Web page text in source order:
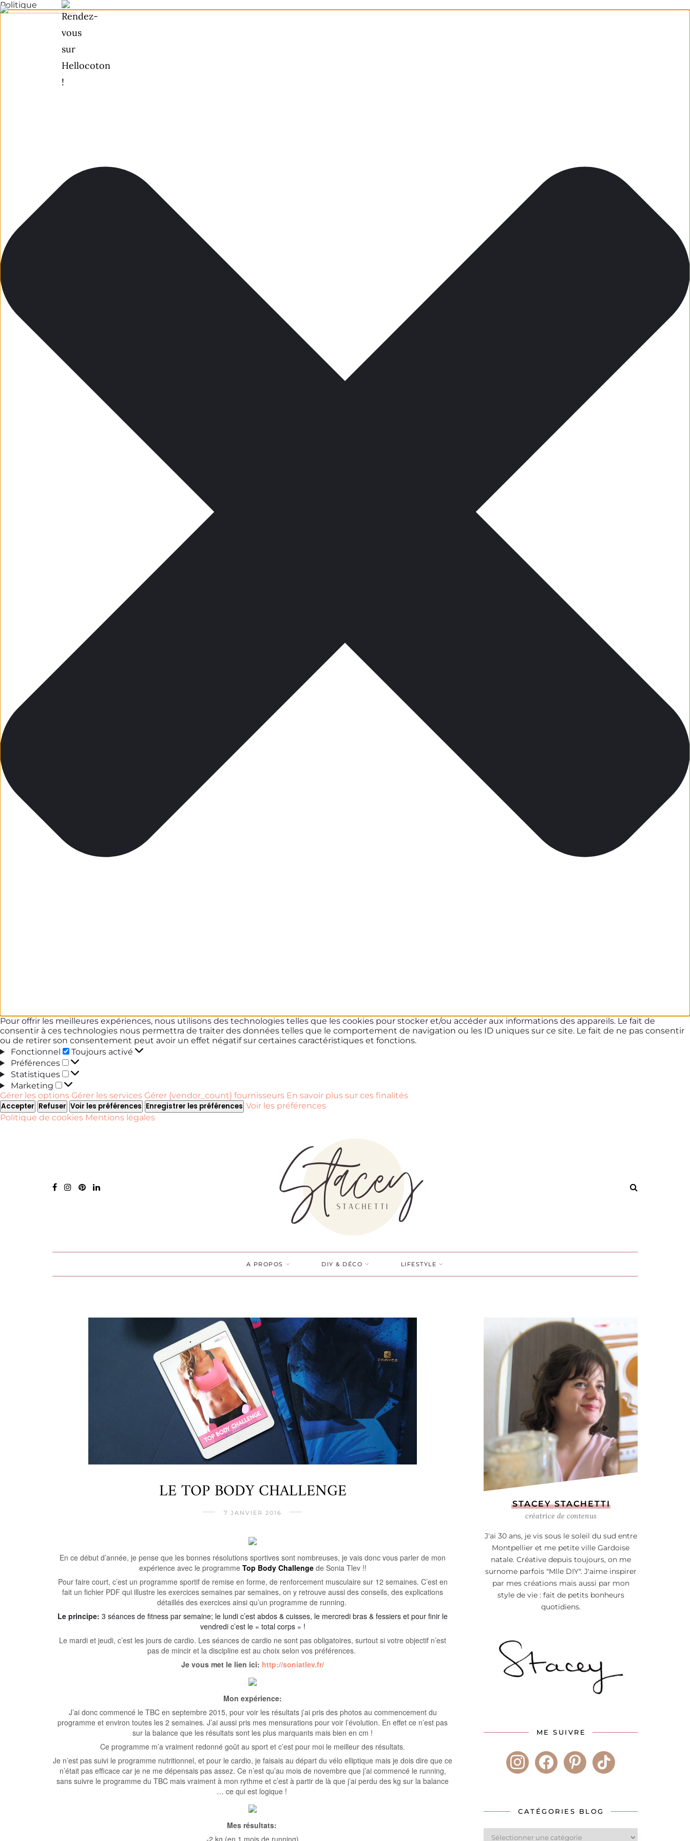
Politique
Pour offrir les meilleures expériences, nous utilisons des technologies telles que les cookies pour stocker et/ou accéder aux informations des appareils. Le fait de
consentir à ces technologies nous permettra de traiter des données telles que le comportement de navigation ou les ID uniques sur ce site. Le fait de ne pas consentir
ou de retirer son consentement peut avoir un effet négatif sur certaines caractéristiques et fonctions.
Fonctionnel
Fonctionnel
Toujours activé
Préférences
Préférences
Statistiques
Statistiques
Marketing
Marketing
Gérer les options Gérer les services Gérer {vendor_count} fournisseurs En savoir plus sur ces finalités
Accepter Refuser Voir les préférences Enregistrer les préférences Voir les préférences
Politique de cookies Mentions légales
A PROPOS DIY & DÉCO LIFESTYLE
LE TOP BODY CHALLENGE
7 JANVIER 2016
En ce début d’année, je pense que les bonnes résolutions sportives sont nombreuses, je vais donc vous parler de mon
expérience avec le programme Top Body Challengede Sonia Tlev !!
Pour faire court, c’est un programme sportif de remise en forme, de renforcement musculaire sur 12 semaines. C’est en
fait un fichier PDF qui illustre les exercices semaines par semaines, on y retrouve aussi des conseils, des explications
détaillés des exercices ainsi qu’un programme de running.
Le principe: 3 séances de fitness par semaine; le lundi c’est abdos & cuisses, le mercredi bras & fessiers et pour finir le
vendredi c’est le « total corps » !
Le mardi et jeudi, c’est les jours de cardio. Les séances de cardio ne sont pas obligatoires, surtout si votre objectif n’est
pas de mincir et la discipline est au choix selon vos préférences.
Je vous met le lien ici: http://soniatlev.fr/
Mon expérience:
J’ai donc commencé le TBC en septembre 2015, pour voir les résultats j’ai pris des photos au commencement du
programme et environ toutes les 2 semaines. J’ai aussi pris mes mensurations pour voir l’évolution. En effet ce n’est pas
sur la balance que les résultats sont les plus marquants mais bien en cm !
Ce programme m’a vraiment redonné goût au sport et c’est pour moi le meilleur des résultats.
Je n’est pas suivi le programme nutritionnel, et pour le cardio, je faisais au départ du vélo elliptique mais je dois dire que ce
n’était pas efficace car je ne me dépensais pas assez. Ce n’est qu’au mois de novembre que j’ai commencé le running,
sans suivre le programme du TBC mais vraiment à mon rythme et c’est à partir de là que j’ai perdu des kg sur la balance
… ce qui est logique !
Mes résultats:
-2 kg (en 1 mois de running)
STACEY STACHETTI
créatrice de contenus
J'ai 30 ans, je vis sous le soleil du sud entre
Montpellier et me petite ville Gardoise
natale. Créative depuis toujours, on me
surnome parfois "Mlle DIY". J'aime inspirer
par mes créations mais aussi par mon
style de vie : fait de petits bonheurs
quotidiens.
ME SUIVRE
instagramfacebookpinteresttiktok
CATÉGORIES BLOG
Catégories